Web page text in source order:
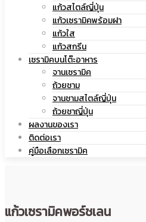
สกรีน
แก้วสไตล์ญี่ปุ่น
แก้วเซรามิคพร้อมฝา
แก้วใส
แก้วสกรีน
เซรามิคบนโต๊ะอาหาร
จานเซรามิค
ถ้วยชาม
จานชามสไตล์ญี่ปุ่น
ถ้วยชาญี่ปุ่น
ผลงานของเรา
ติดต่อเรา
คู่มือเลือกเซรามิค
แก้วเซรามิคพอร์ชเลน